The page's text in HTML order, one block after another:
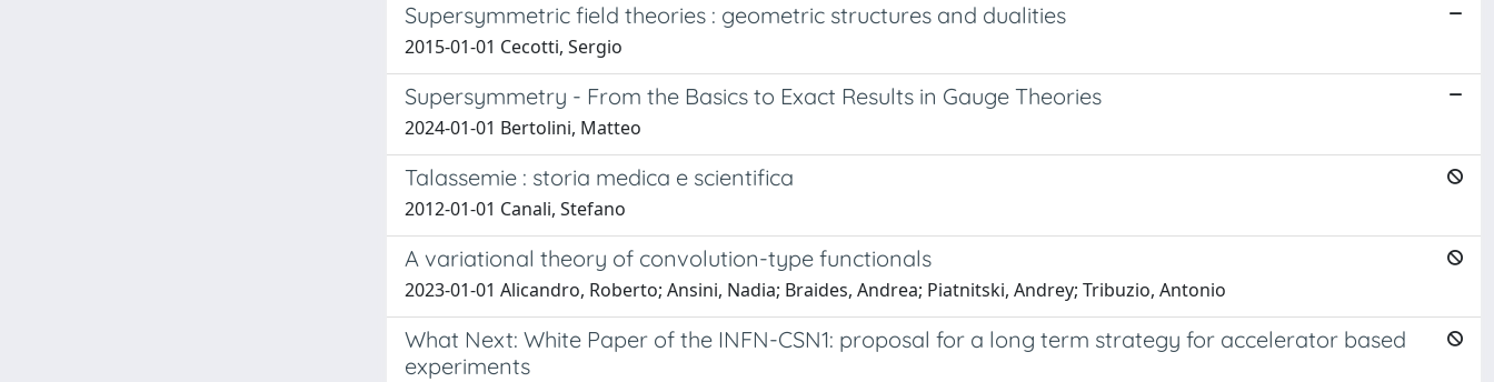
Supersymmetric field theories : geometric structures and dualities
2015-01-01 Cecotti, Sergio
Supersymmetry - From the Basics to Exact Results in Gauge Theories
2024-01-01 Bertolini, Matteo
Talassemie : storia medica e scientifica
2012-01-01 Canali, Stefano
A variational theory of convolution-type functionals
2023-01-01 Alicandro, Roberto; Ansini, Nadia; Braides, Andrea; Piatnitski, Andrey; Tribuzio, Antonio
What Next: White Paper of the INFN-CSN1: proposal for a long term strategy for accelerator based
experiments